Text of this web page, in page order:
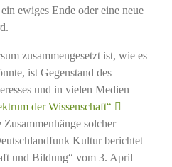
ewiges Ende oder eine neue
zusammengesetzt ist, wie es
ist Gegenstand des
und in vielen Medien
der Wissenschaft“
solcher
Kultur berichtet
und Bildung“ vom 3. April